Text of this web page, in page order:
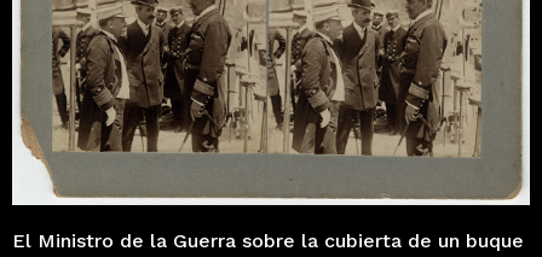
El Ministro de la Guerra sobre la cubierta de un buque